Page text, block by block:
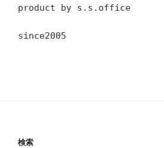
product by s.s.office
since2005
検索